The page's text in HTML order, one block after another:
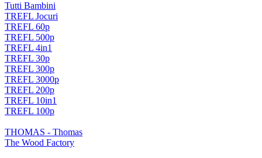
Tutti Bambini
TREFL Jocuri
TREFL 60p
TREFL 500p
TREFL 4in1
TREFL 30p
TREFL 300p
TREFL 3000p
TREFL 200p
TREFL 10in1
TREFL 100p
THOMAS - Thomas
The Wood Factory